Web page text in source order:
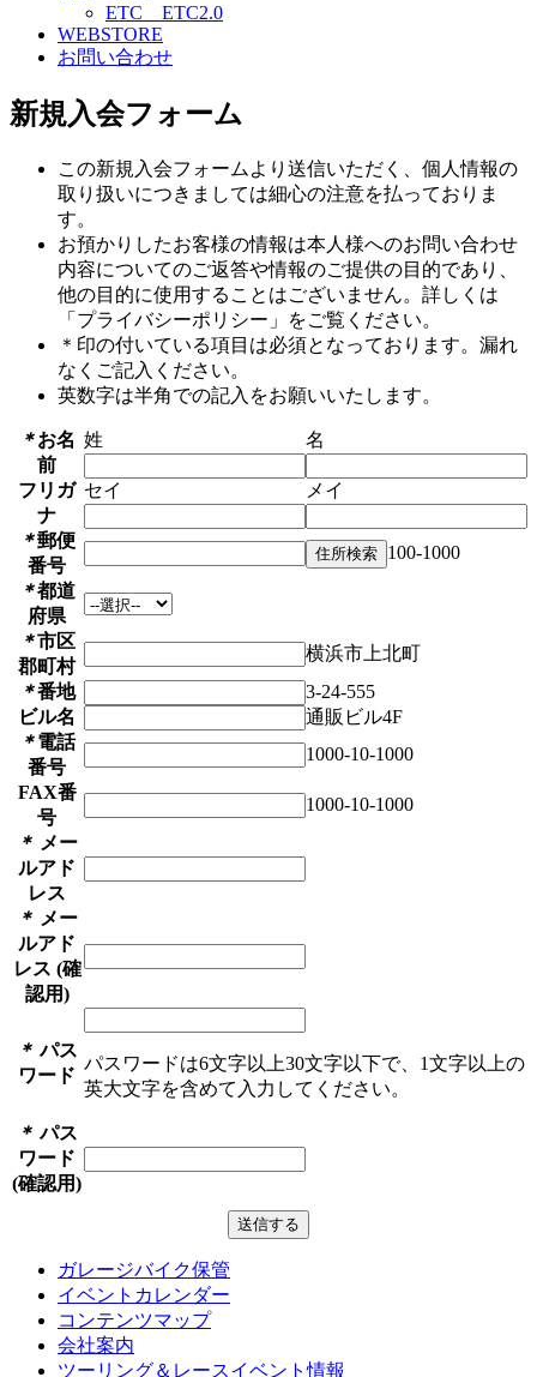
ETC ETC2.0
WEBSTORE
お問い合わせ
新規入会フォーム
この新規入会フォームより送信いただく、個人情報の
取り扱いにつきましては細心の注意を払っておりま
す。
お預かりしたお客様の情報は本人様へのお問い合わせ
内容についてのご返答や情報のご提供の目的であり、
他の目的に使用することはございません。詳しくは
「プライバシーポリシー」をご覧ください。
＊印の付いている項目は必須となっております。漏れ
なくご記入ください。
英数字は半角での記入をお願いいたします。
＊お名
前
姓 名
フリガ
ナ
セイ メイ
＊郵便
番号
100-1000
＊都道
府県
＊市区
郡町村
横浜市上北町
＊番地
3-24-555
ビル名
通販ビル4F
＊電話
番号
1000-10-1000
FAX番
号
1000-10-1000
＊ メー
ルアド
レス
＊ メー
ルアド
レス (確
認用)
＊ パス
ワード
パスワードは6文字以上30文字以下で、1文字以上の
英大文字を含めて入力してください。
＊ パス
ワード
(確認用)
ガレージバイク保管
イベントカレンダー
コンテンツマップ
会社案内
ツーリング＆レースイベント情報